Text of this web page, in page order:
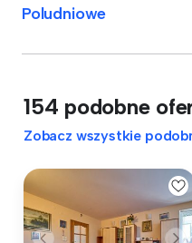
Poludniowe
154 podobne
Zobacz wszystkie